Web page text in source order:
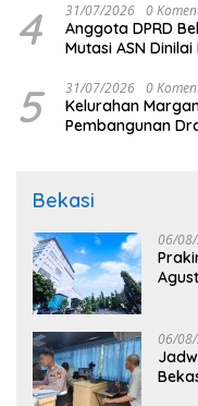
4 31/07/2026 0
Anggota DPRD
Mutasi ASN
5 31/07/2026 0
Kelurahan
Pembangunan
Bekasi
06/
06/